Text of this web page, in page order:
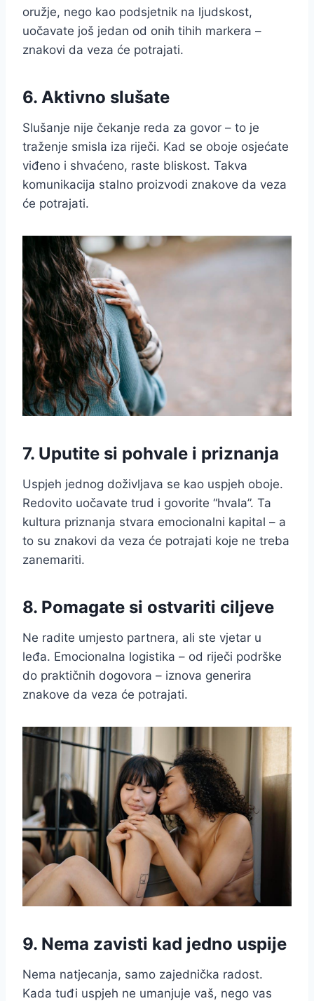
oružje, nego kao podsjetnik na ljudskost,
uočavate još jedan od onih tihih markera –
znakovi da veza će potrajati.
6. Aktivno slušate
Slušanje nije čekanje reda za govor – to je
traženje smisla iza riječi. Kad se oboje osjećate
viđeno i shvaćeno, raste bliskost. Takva
komunikacija stalno proizvodi znakove da veza
će potrajati.
7. Uputite si pohvale i priznanja
Uspjeh jednog doživljava se kao uspjeh oboje.
Redovito uočavate trud i govorite “hvala”. Ta
kultura priznanja stvara emocionalni kapital – a
to su znakovi da veza će potrajati koje ne treba
zanemariti.
8. Pomagate si ostvariti ciljeve
Ne radite umjesto partnera, ali ste vjetar u
leđa. Emocionalna logistika – od riječi podrške
do praktičnih dogovora – iznova generira
znakove da veza će potrajati.
9. Nema zavisti kad jedno uspije
Nema natjecanja, samo zajednička radost.
Kada tuđi uspjeh ne umanjuje vaš, nego vas